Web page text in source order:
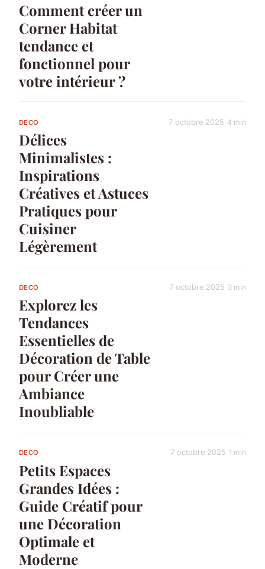
Comment créer un
Corner Habitat
tendance et
fonctionnel pour
votre intérieur ?
DECO
Délices
Minimalistes :
Inspirations
Créatives et Astuces
Pratiques pour
Cuisiner
Légèrement
7 octobre 2025 4 min
DECO
Explorez les
Tendances
Essentielles de
Décoration de Table
pour Créer une
Ambiance
Inoubliable
7 octobre 2025 3 min
DECO
Petits Espaces
Grandes Idées :
Guide Créatif pour
une Décoration
Optimale et
Moderne
7 octobre 2025 1 min